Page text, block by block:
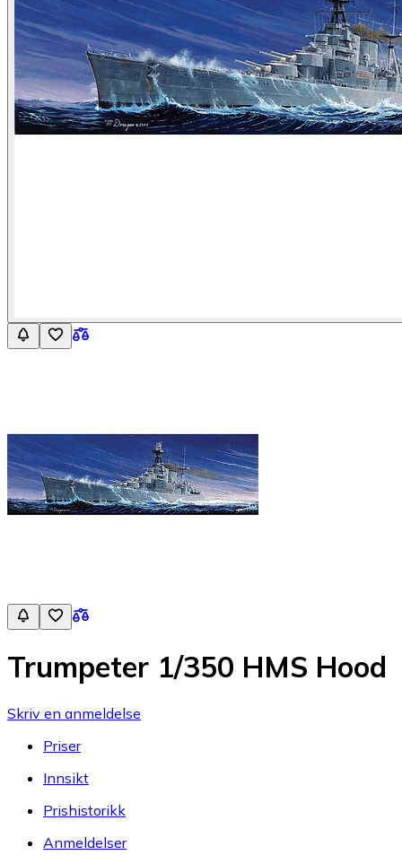
Trumpeter 1/350 HMS Hood
Skriv en anmeldelse
Priser
Innsikt
Prishistorikk
Anmeldelser